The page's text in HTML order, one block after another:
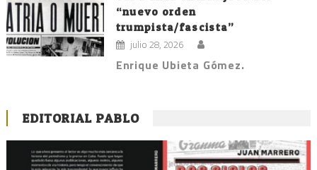
“nuevo orden
trumpista/fascista”
julio 28, 2026
Enrique Ubieta Gómez.
EDITORIAL PABLO